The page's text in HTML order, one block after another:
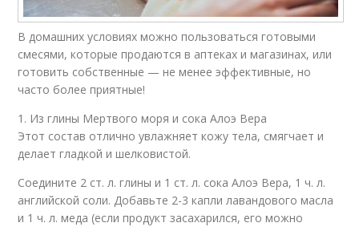
В домашних условиях можно пользоваться готовыми
смесями, которые продаются в аптеках и магазинах, или
готовить собственные — не менее эффективные, но
часто более приятные!
1. Из глины Мертвого моря и сока Алоэ Вера
Этот состав отлично увлажняет кожу тела, смягчает и
делает гладкой и шелковистой.
Соедините 2 ст. л. глины и 1 ст. л. сока Алоэ Вера, 1 ч. л.
английской соли. Добавьте 2-3 капли лавандового масла
и 1 ч. л. меда (если продукт засахарился, его можно